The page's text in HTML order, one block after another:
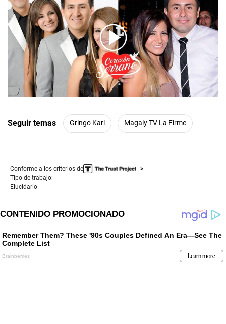
00:00 03:44
Seguir temas Gringo Karl Magaly TV La Firme
Conforme a los criterios de
Tipo de trabajo:
Elucidario